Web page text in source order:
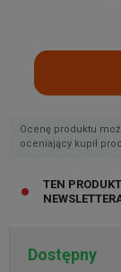
Ocenę produktu
oceniający kupił
TEN
Dostępny